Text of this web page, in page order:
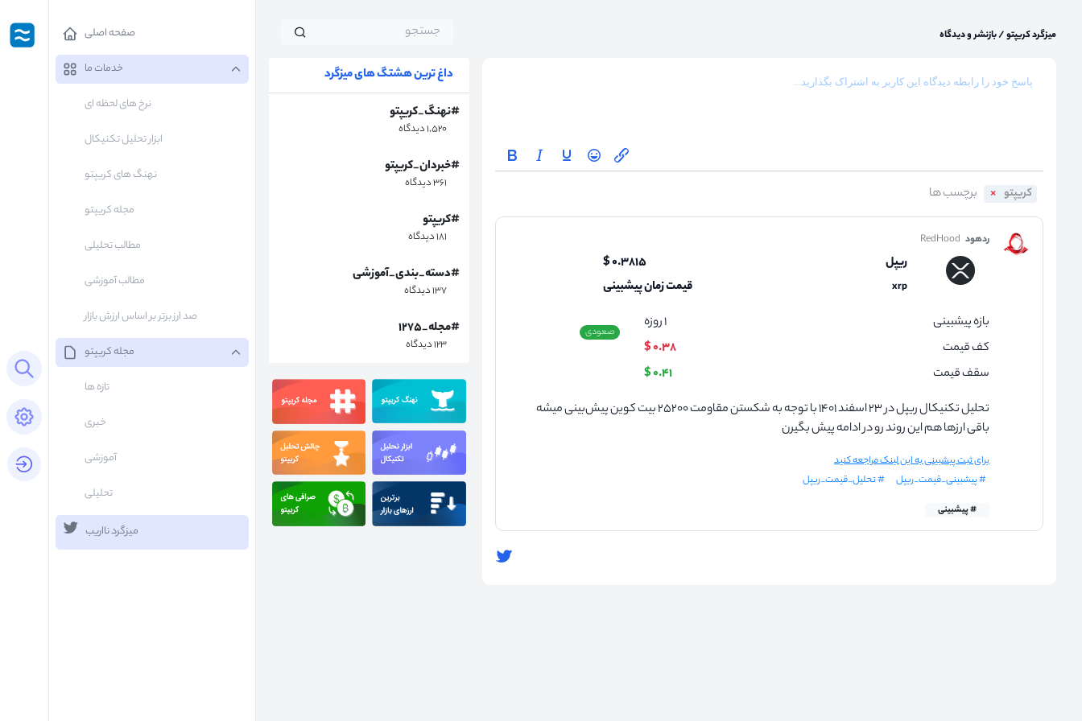
Open search panel
Open settings panel
login button
صفحه اصلی
خدمات ما
نرخ های لحظه ای
ابزار تحلیل تکنیکال
نهنگ های کریپتو
مجله کریپتو
مطالب تحلیلی
مطالب آموزشی
صد ارز برتر بر اساس ارزش بازار
مجله کریپتو
تازه ها
خبری
آموزشی
تحلیلی
میزگرد نااریب
میزگرد کریپتو/بازنشر و دیدگاه
کریپتو
ردهود RedHood
ریپل
xrp
۰.۳۸۱۵ $
قیمت زمان پیشبینی
بازه پیشبینی
کف قیمت
سقف قیمت
۱روزه
۰.۳۸ $
۰.۴۱ $
صعودی
تحلیل تکنیکال ریپل در ۲۳ اسفند ۱۴۰۱ با توجه به شکستن مقاومت ۲۵۲۰۰ بیت کوین پیش‌بینی میشه
باقی ارزها هم این روند رو در ادامه پیش بگیرن
برای ثبت پیشبینی به این لینک مراجعه کنید
# پیشبینی_قیمت_ریپل
# تحلیل_قیمت_ریپل
# پیشبینی
داغ ترین هشتگ های میزگرد
#نهنگ_کریپتو
۱,۵۲۰ دیدگاه
#خبردان_کریپتو
۳۶۱ دیدگاه
#کریپتو
۱۸۱ دیدگاه
#دسته_بندی_آموزشی
۱۳۷ دیدگاه
#مجله_۱۲۷۵
۱۲۳ دیدگاه